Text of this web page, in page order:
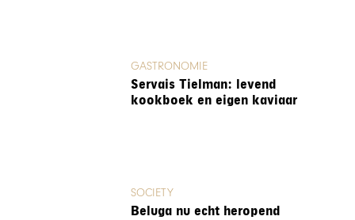
GASTRONOMIE
Servais Tielman: levend
kookboek en eigen kaviaar
SOCIETY
Beluga nu echt heropend